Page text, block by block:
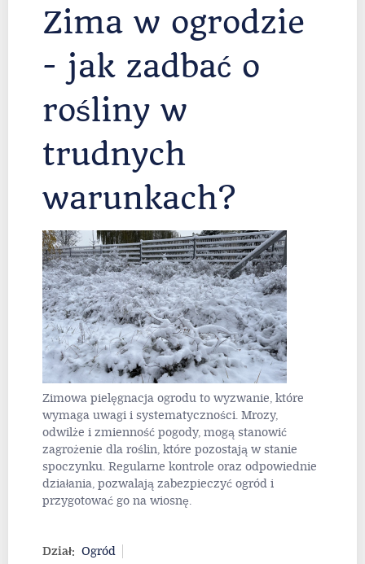
Zima w ogrodzie
- jak zadbać o
rośliny w
trudnych
warunkach?
Zimowa pielęgnacja ogrodu to wyzwanie, które
wymaga uwagi i systematyczności. Mrozy,
odwilże i zmienność pogody, mogą stanowić
zagrożenie dla roślin, które pozostają w stanie
spoczynku. Regularne kontrole oraz odpowiednie
działania, pozwalają zabezpieczyć ogród i
przygotować go na wiosnę.
Dział: Ogród